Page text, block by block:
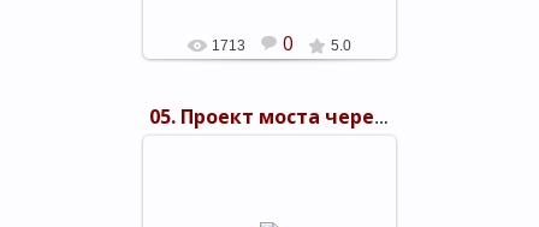
1713 0 5.0
05. Проект моста через Керченский пролив 1949 г.